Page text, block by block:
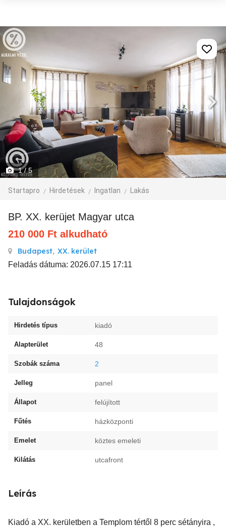
1/ 5
Startapro Hirdetések Ingatlan Lakás
BP. XX. kerüjet Magyar utca
210 000 Ft alkudható
Budapest, XX. kerület
Feladás dátuma: 2026.07.15 17:11
Tulajdonságok
Hirdetés típus kiadó
Alapterület 48
Szobák száma 2
Jelleg panel
Állapot felújított
Fűtés házközponti
Emelet köztes emeleti
Kilátás utcafront
Leírás
Kiadó a XX. kerületben a Templom tértől 8 perc sétányira ,